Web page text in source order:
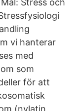
Stress och
vi hanterar
med
som
för att
(nylatin